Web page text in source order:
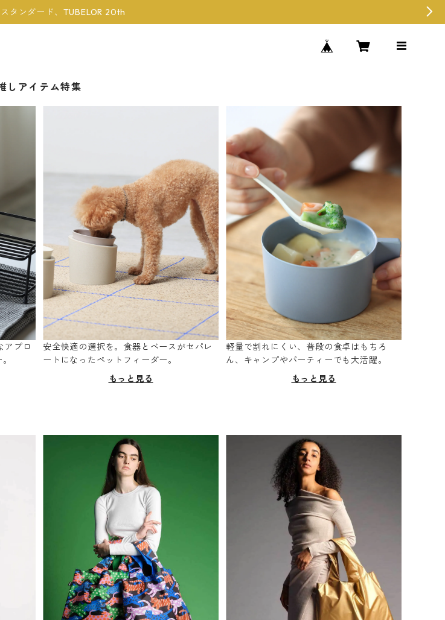
タンダード、TUBELOR 20th
しアイテム特集
アプロ
安全快適の選択を。食器とベースがセパレ
ートになったペットフィーダー。
もっと見る
軽量で割れにくい、普段の食卓はもちろ
ん、キャンプやパーティーでも大活躍。
もっと見る